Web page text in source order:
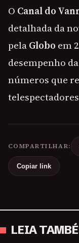
O Canal do
detalhada da
pelaGlobo em
desempenho
números que
COMPARTILHAR:
Copiar link
LEIA